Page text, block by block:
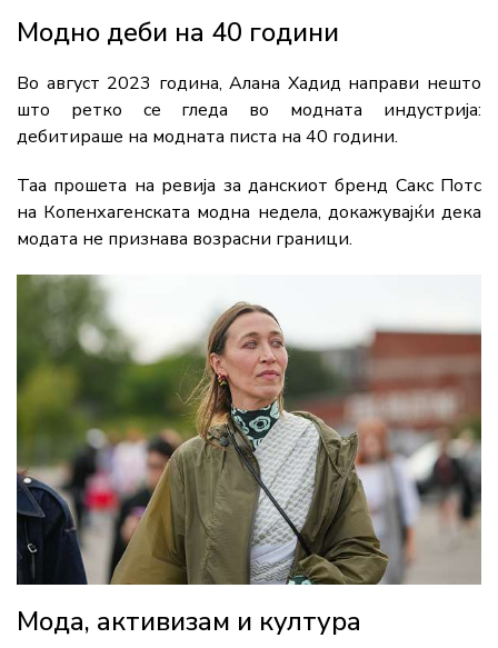
Модно деби на 40 години
Во август 2023 година, Алана Хадид направи нешто
што ретко се гледа во модната индустрија:
дебитираше на модната писта на 40 години.
Таа прошета на ревија за данскиот бренд Сакс Потс
на Копенхагенската модна недела, докажувајќи дека
модата не признава возрасни граници.
Мода, активизам и култура